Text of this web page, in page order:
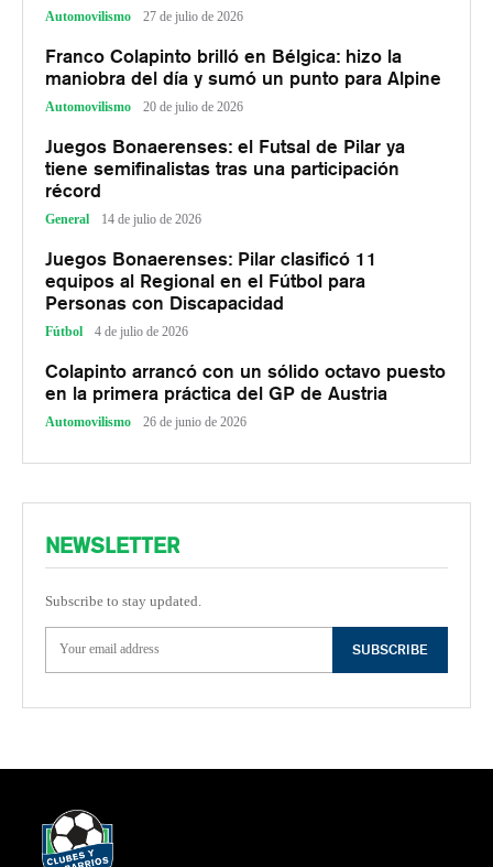
Automovilismo 27 de julio de 2026
Franco Colapinto brilló en Bélgica: hizo la
maniobra del día y sumó un punto para Alpine
Automovilismo 20 de julio de 2026
Juegos Bonaerenses: el Futsal de Pilar ya
tiene semifinalistas tras una participación
récord
General 14 de julio de 2026
Juegos Bonaerenses: Pilar clasificó 11
equipos al Regional en el Fútbol para
Personas con Discapacidad
Fútbol 4 de julio de 2026
Colapinto arrancó con un sólido octavo puesto
en la primera práctica del GP de Austria
Automovilismo 26 de junio de 2026
NEWSLETTER
Subscribe to stay updated.
SUBSCRIBE